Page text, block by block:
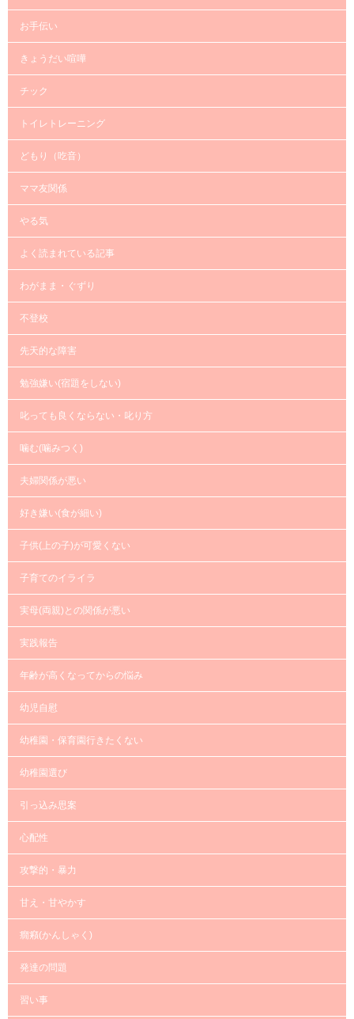
お手伝い
きょうだい喧嘩
チック
トイレトレーニング
どもり（吃音）
ママ友関係
やる気
よく読まれている記事
わがまま・ぐずり
不登校
先天的な障害
勉強嫌い(宿題をしない)
叱っても良くならない・叱り方
噛む(噛みつく)
夫婦関係が悪い
好き嫌い(食が細い)
子供(上の子)が可愛くない
子育てのイライラ
実母(両親)との関係が悪い
実践報告
年齢が高くなってからの悩み
幼児自慰
幼稚園・保育園行きたくない
幼稚園選び
引っ込み思案
心配性
攻撃的・暴力
甘え・甘やかす
癇癪(かんしゃく)
発達の問題
習い事